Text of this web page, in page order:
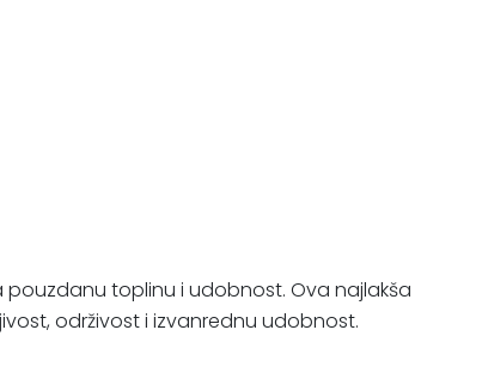
pouzdanu toplinu i udobnost. Ova najlakša
održivost i izvanrednu udobnost.